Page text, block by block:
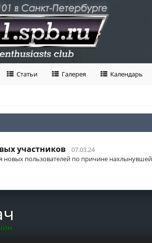
Статьи Галерея Календарь
участников
07.03.24
новых пользователей по причине